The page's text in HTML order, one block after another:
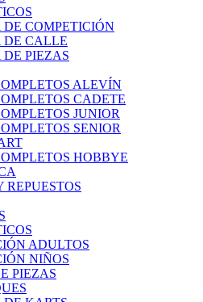
DE COMPETICIÓN
DE CALLE
DE PIEZAS
ALEVÍN
CADETE
JUNIOR
SENIOR
HOBBYE
REPUESTOS
ADULTOS
NIÑOS
PIEZAS